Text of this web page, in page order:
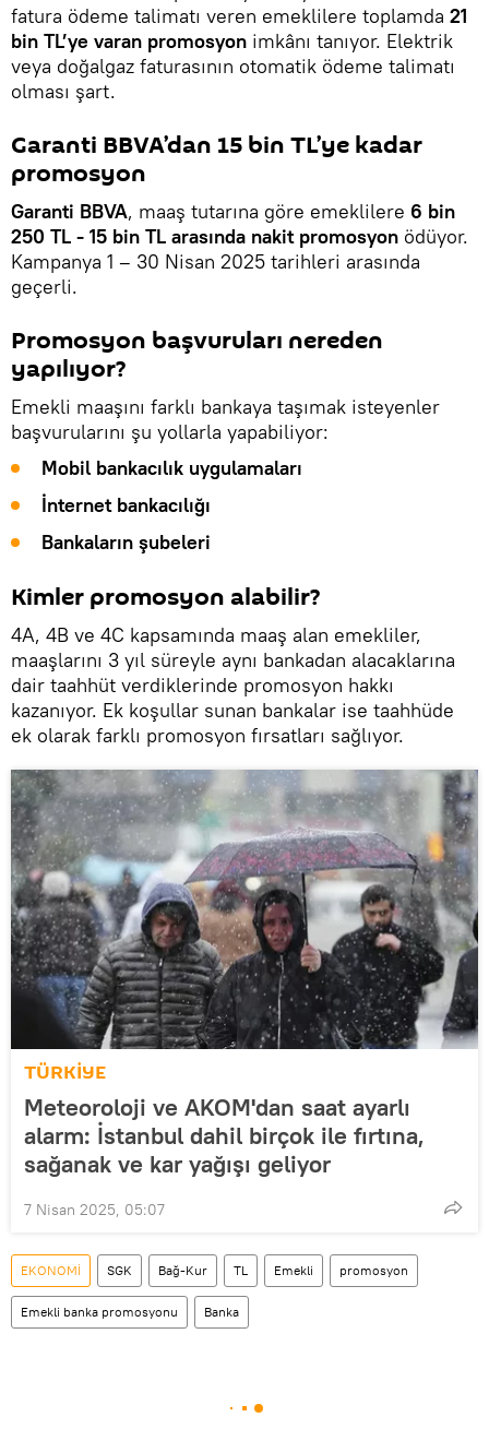
fatura ödeme talimatı veren emeklilere toplamda 21
bin TL’ye varan promosyon imkânı tanıyor. Elektrik
veya doğalgaz faturasının otomatik ödeme talimatı
olması şart.
Garanti BBVA’dan 15 bin TL’ye kadar
promosyon
Garanti BBVA, maaş tutarına göre emeklilere 6 bin
250 TL - 15 bin TL arasında nakit promosyon ödüyor.
Kampanya 1 – 30 Nisan 2025 tarihleri arasında
geçerli.
Promosyon başvuruları nereden
yapılıyor?
Emekli maaşını farklı bankaya taşımak isteyenler
başvurularını şu yollarla yapabiliyor:
Mobil bankacılık uygulamaları
İnternet bankacılığı
Bankaların şubeleri
Kimler promosyon alabilir?
4A, 4B ve 4C kapsamında maaş alan emekliler,
maaşlarını 3 yıl süreyle aynı bankadan alacaklarına
dair taahhüt verdiklerinde promosyon hakkı
kazanıyor. Ek koşullar sunan bankalar ise taahhüde
ek olarak farklı promosyon fırsatları sağlıyor.
TÜRKİYE
Meteoroloji ve AKOM'dan saat ayarlı
alarm: İstanbul dahil birçok ile fırtına,
sağanak ve kar yağışı geliyor
7 Nisan 2025, 05:07
EKONOMİ SGK Bağ-Kur TL Emekli promosyon
Emekli banka promosyonu Banka